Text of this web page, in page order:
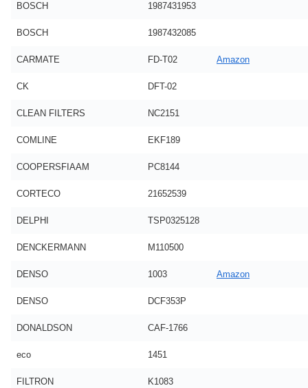
BOSCH 1987431953
BOSCH 1987432085
CARMATE FD-T02 Amazon
CK DFT-02
CLEAN FILTERS NC2151
COMLINE EKF189
COOPERSFIAAM PC8144
CORTECO 21652539
DELPHI TSP0325128
DENCKERMANN M110500
DENSO 1003 Amazon
DENSO DCF353P
DONALDSON CAF-1766
eco 1451
FILTRON K1083